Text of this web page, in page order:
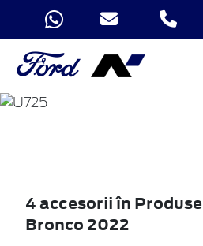
BRONCO
4 accesorii în
Bronco 2022